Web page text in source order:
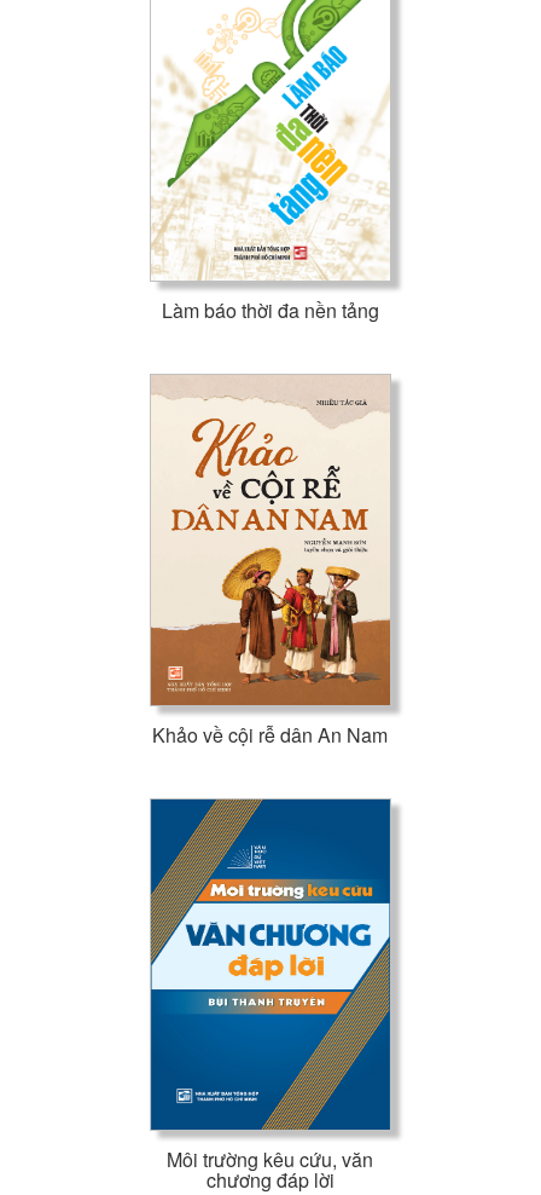
Xin trân trọng giới thiệu đến quí bạn đọc!
NHÀ XUẤT BẢN TỔNG HỢP
THÀNH PHỐ HỒ CHÍ MINH
Làm báo thời đa nền tảng
Khảo về cội rễ dân An Nam
Môi trường kêu cứu, văn
chương đáp lời